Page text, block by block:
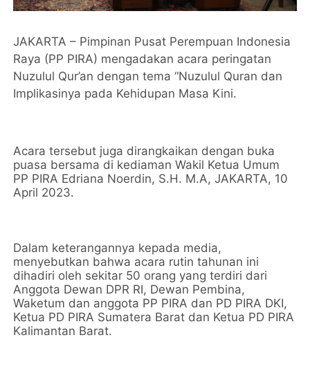
JAKARTA – Pimpinan Pusat Perempuan Indonesia
Raya (PP PIRA) mengadakan acara peringatan
Nuzulul Qur’an dengan tema “Nuzulul Quran dan
Implikasinya pada Kehidupan Masa Kini.
Acara tersebut juga dirangkaikan dengan buka
puasa bersama di kediaman Wakil Ketua Umum
PP PIRA Edriana Noerdin, S.H. M.A, JAKARTA, 10
April 2023.
Dalam keterangannya kepada media,
menyebutkan bahwa acara rutin tahunan ini
dihadiri oleh sekitar 50 orang yang terdiri dari
Anggota Dewan DPR RI, Dewan Pembina,
Waketum dan anggota PP PIRA dan PD PIRA DKI,
Ketua PD PIRA Sumatera Barat dan Ketua PD PIRA
Kalimantan Barat.